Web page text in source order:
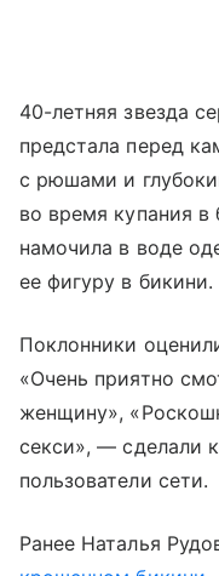
40-летняя звезда
предстала перед
с рюшами и
во время купания в
намочила в воде
ее фигуру в бикини.
Поклонники
«Очень приятно
женщину»,
секси», — сделали
пользователи сети.
Ранее Наталья